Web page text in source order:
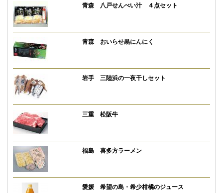
青森 八戸せんべい汁 ４点セット
青森 おいらせ黒にんにく
岩手 三陸浜の一夜干しセット
三重 松阪牛
福島 喜多方ラーメン
愛媛 希望の島・希少柑橘のジュース